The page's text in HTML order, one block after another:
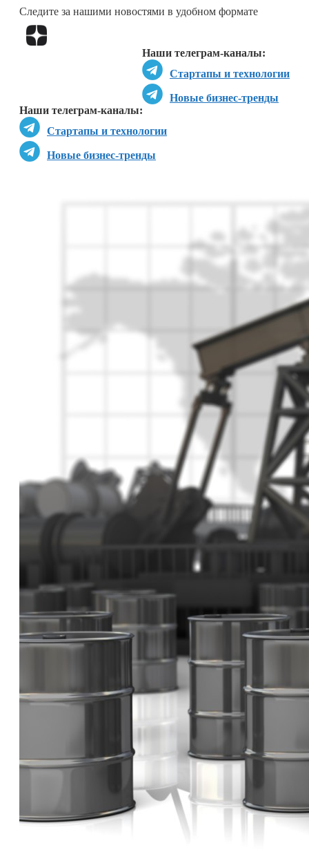
Следите за нашими новостями в удобном формате
Наши телеграм-каналы:
Стартапы и технологии
Новые бизнес-тренды
Наши телеграм-каналы:
Стартапы и технологии
Новые бизнес-тренды